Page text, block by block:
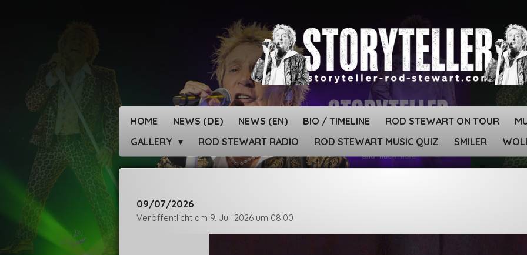
HOME NEWS (DE) NEWS (EN) BIO / TIMELINE ROD STEWART ON TOUR
GALLERY
ROD STEWART RADIO ROD STEWART MUSIC QUIZ SMILER
09/07/2026
Veröffentlicht am 9. Juli 2026 um 08:00